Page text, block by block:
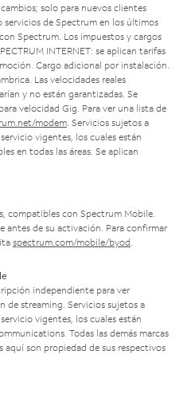
solo para nuevos clientes
de Spectrum en los últimos
Spectrum. Los impuestos y cargos
INTERNET: se aplican tarifas
Cargo adicional por instalación.
Las velocidades reales
y no están garantizadas. Se
velocidad Gig. Para ver una lista de
modem . Servicios sujetos a
vigentes, los cuales están
en todas las áreas. Se aplican
compatibles con Spectrum Mobile.
antes de su activación. Para confirmar
spectrum.com/mobile/byod
independiente para ver
de streaming. Servicios sujetos a
vigentes, los cuales están
Todas las demás marcas
son propiedad de sus respectivos